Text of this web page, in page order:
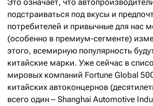
Это означает, что
подстраиваться под вкусы и
потребителей и привычные для нас
(особенно в премиум-сегменте)
этого, всемирную популярность
китайские марки. Уже сейчас в
мировых компаний Fortune Global
китайских автоконцернов
всего один – Shanghai Automotive